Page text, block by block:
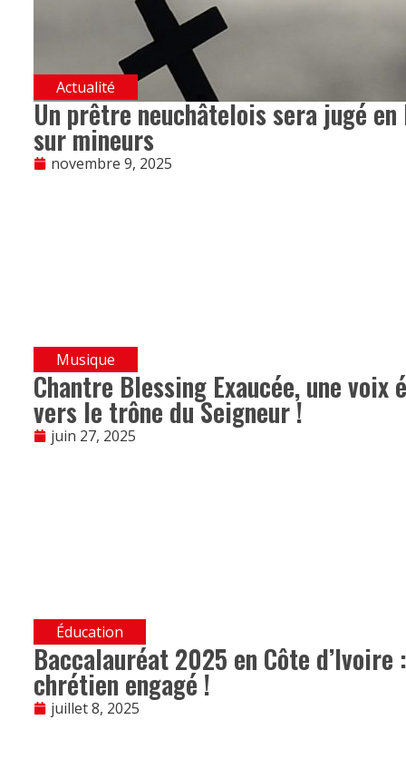
Actualité
Un prêtre neuchâtelois sera jugé
sur mineurs
novembre 9, 2025
Musique
Chantre Blessing Exaucée, une
vers le trône du Seigneur !
juin 27, 2025
Éducation
Baccalauréat 2025 en Côte
chrétien engagé !
juillet 8, 2025